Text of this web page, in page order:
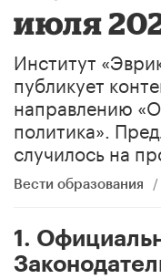
июля
Институт
публикует
направлению
политика».
случилось на
Вести образования /
1.